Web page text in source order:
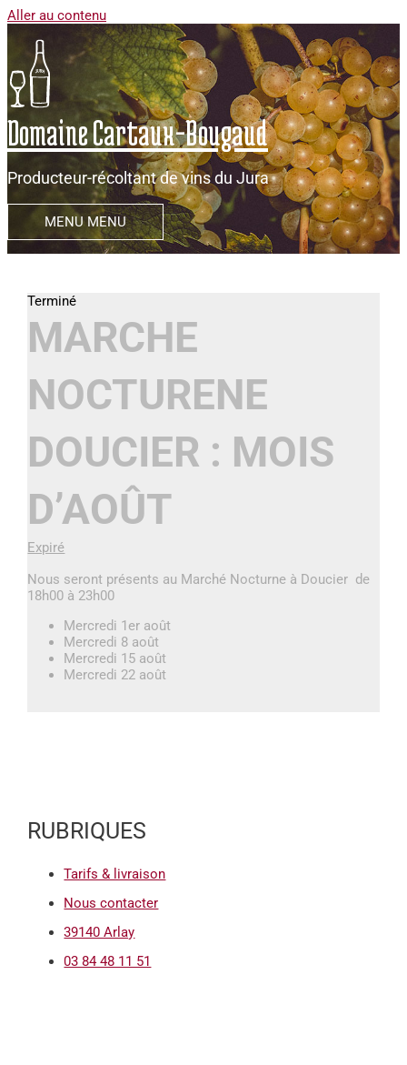
Aller au contenu
Domaine Cartaux-Bougaud
Producteur-récoltant de vins du Jura
MENU MENU
MARCHE
NOCTURENE
DOUCIER : MOIS
D’AOÛT
Expiré
Nous seront présents au Marché Nocturne à Doucier de
18h00 à 23h00
Mercredi 1er août
Mercredi 8 août
Mercredi 15 août
Mercredi 22 août
RUBRIQUES
Tarifs & livraison
Nous contacter
39140 Arlay
03 84 48 11 51